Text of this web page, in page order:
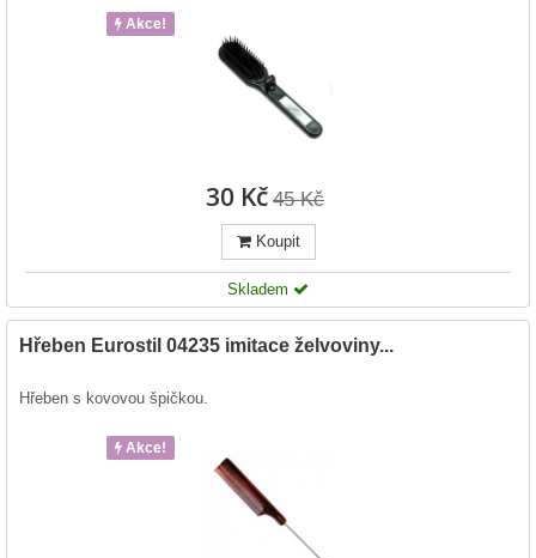
Akce!
30 Kč 45 Kč
Koupit
Skladem
Hřeben Eurostil 04235 imitace želvoviny...
Hřeben s kovovou špičkou.
Akce!